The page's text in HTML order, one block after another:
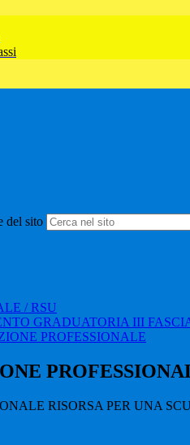
del sito
/ RSU
GRADUATORIA III
PROFESSIONALE
RISORSA PER UNA